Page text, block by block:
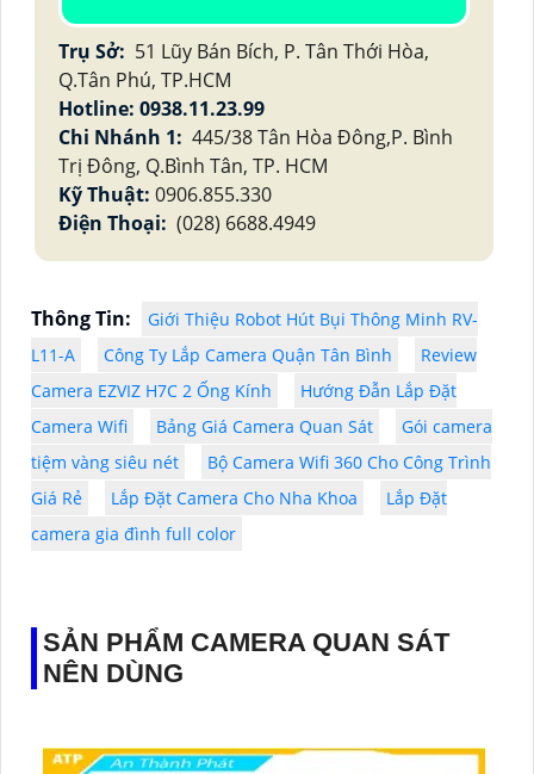
Trụ Sở: 51 Lũy Bán Bích, P. Tân Thới Hòa,
Q.Tân Phú, TP.HCM
Hotline: 0938.11.23.99
Chi Nhánh 1: 445/38 Tân Hòa Đông,P. Bình
Trị Đông, Q.Bình Tân, TP. HCM
Kỹ Thuật: 0906.855.330
Điện Thoại: (028) 6688.4949
Thông Tin:
Giới Thiệu Robot Hút Bụi Thông Minh RV-
L11-A
Công Ty Lắp Camera Quận Tân Bình
Review
Camera EZVIZ H7C 2 Ống Kính
Hướng Đẫn Lắp Đặt
Camera Wifi
Bảng Giá Camera Quan Sát
Gói camera
tiệm vàng siêu nét
Bộ Camera Wifi 360 Cho Công Trình
Giá Rẻ
Lắp Đặt Camera Cho Nha Khoa
Lắp Đặt
camera gia đình full color
SẢN PHẨM CAMERA QUAN SÁT
NÊN DÙNG